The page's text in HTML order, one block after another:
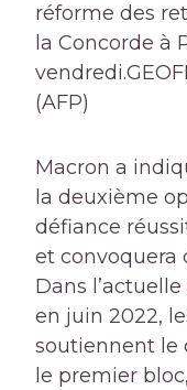
réforme des
la Concorde à
vendredi.
(AFP)
Macron a
la deuxième
défiance
et convoquera
Dans
en juin 2022,
soutiennent le
le premier